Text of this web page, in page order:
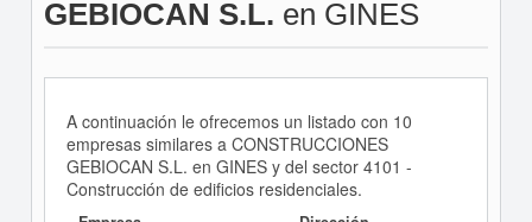
GEBIOCAN S.L. en GINES
A continuación le ofrecemos un listado con 10
empresas similares a CONSTRUCCIONES
GEBIOCAN S.L. en GINES y del sector 4101 -
Construcción de edificios residenciales.